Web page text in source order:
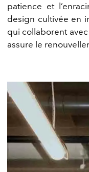
patience et
design cultivée en
qui collaborent
assure le